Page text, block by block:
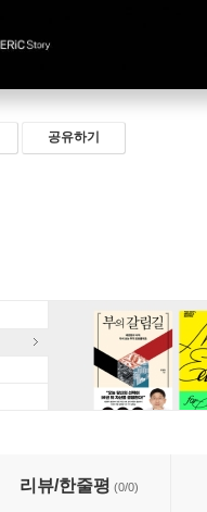
공유하기
리뷰/한줄평 (0/0)